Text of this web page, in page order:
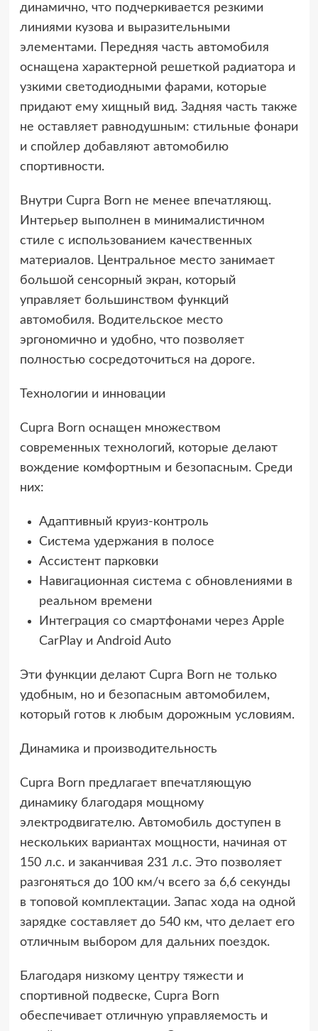
динамично, что подчеркивается резкими
линиями кузова и выразительными
элементами. Передняя часть автомобиля
оснащена характерной решеткой радиатора и
узкими светодиодными фарами, которые
придают ему хищный вид. Задняя часть также
не оставляет равнодушным: стильные фонари
и спойлер добавляют автомобилю
спортивности.
Внутри Cupra Born не менее впечатляющ.
Интерьер выполнен в минималистичном
стиле с использованием качественных
материалов. Центральное место занимает
большой сенсорный экран, который
управляет большинством функций
автомобиля. Водительское место
эргономично и удобно, что позволяет
полностью сосредоточиться на дороге.
Технологии и инновации
Cupra Born оснащен множеством
современных технологий, которые делают
вождение комфортным и безопасным. Среди
них:
Адаптивный круиз-контроль
Система удержания в полосе
Ассистент парковки
Навигационная система с обновлениями в
реальном времени
Интеграция со смартфонами через Apple
CarPlay и Android Auto
Эти функции делают Cupra Born не только
удобным, но и безопасным автомобилем,
который готов к любым дорожным условиям.
Динамика и производительность
Cupra Born предлагает впечатляющую
динамику благодаря мощному
электродвигателю. Автомобиль доступен в
нескольких вариантах мощности, начиная от
150 л.с. и заканчивая 231 л.с. Это позволяет
разгоняться до 100 км/ч всего за 6,6 секунды
в топовой комплектации. Запас хода на одной
зарядке составляет до 540 км, что делает его
отличным выбором для дальних поездок.
Благодаря низкому центру тяжести и
спортивной подвеске, Cupra Born
обеспечивает отличную управляемость и